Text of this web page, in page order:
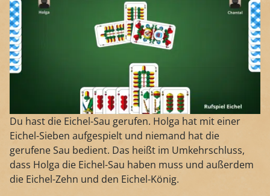
Du hast die Eichel-Sau gerufen. Holga hat mit einer
Eichel-Sieben aufgespielt und niemand hat die
gerufene Sau bedient. Das heißt im Umkehrschluss,
dass Holga die Eichel-Sau haben muss und außerdem
die Eichel-Zehn und den Eichel-König.